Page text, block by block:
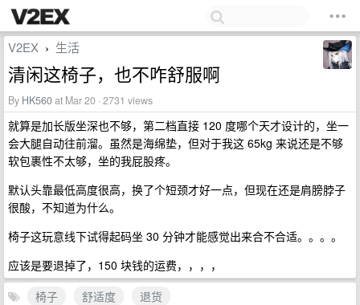
V2EX › 生活
清闲这椅子，也不咋舒服啊
By HK560at Mar 20 · 2731 views
就算是加长版坐深也不够，第二档直接 120 度哪个天才设计的，坐一
会大腿自动往前溜。虽然是海绵垫，但对于我这 65kg 来说还是不够
软包裹性不太够，坐的我屁股疼。
默认头靠最低高度很高，换了个短颈才好一点，但现在还是肩膀脖子
很酸，不知道为什么。
椅子这玩意线下试得起码坐 30 分钟才能感觉出来合不合适。。。。
应该是要退掉了，150 块钱的运费，，，，
椅子
舒适度
退货